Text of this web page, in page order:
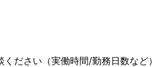
ださい（実働時間/勤務日数など）